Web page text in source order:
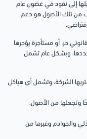
إلى نقود في غضون عام
من تلك الأصول هو دعم
حر، أو مستأجرة يؤجرها
وبشكل عام تشمل
الشركة، وتشمل أي هياكل
وتجعلها من الأصول.
والخوادم وغيرها من